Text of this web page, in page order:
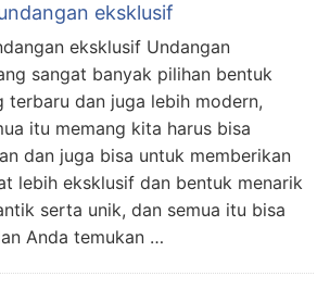
eksklusif
eksklusif Undangan
sangat banyak pilihan bentuk
terbaru dan juga lebih modern,
itu memang kita harus bisa
dan juga bisa untuk memberikan
lebih eksklusif dan bentuk menarik
serta unik, dan semua itu bisa
Anda temukan …